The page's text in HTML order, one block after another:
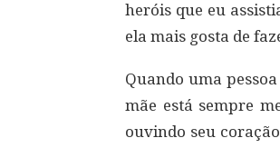
heróis que eu
ela mais gosta de
Quando uma
mãe está sempre
ouvindo seu